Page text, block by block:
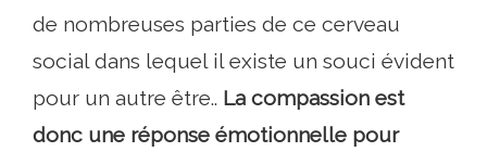
de nombreuses parties de ce cerveau
social dans lequel il existe un souci évident
pour un autre être.. La compassion est
donc une réponse émotionnelle pour